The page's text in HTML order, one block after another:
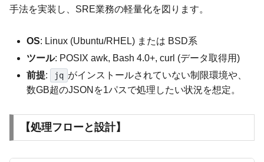
手法を実装し、SRE業務の軽量化を図ります。
OS: Linux (Ubuntu/RHEL) または BSD系
ツール: POSIX awk, Bash 4.0+, curl (データ取得用)
前提: jq がインストールされていない制限環境や、
数GB超のJSONを1パスで処理したい状況を想定。
【処理フローと設計】